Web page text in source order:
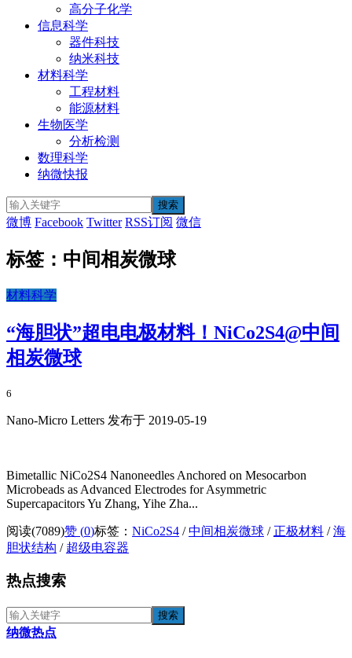
高分子化学
信息科学
器件科技
纳米科技
材料科学
工程材料
能源材料
生物医学
分析检测
数理科学
纳微快报
微博 Facebook Twitter RSS订阅 微信
标签：中间相炭微球
材料科学
“海胆状”超电电极材料！NiCo2S4@中间
相炭微球
6
Nano-Micro Letters 发布于 2019-05-19
Bimetallic NiCo2S4 Nanoneedles Anchored on Mesocarbon
Microbeads as Advanced Electrodes for Asymmetric
Supercapacitors Yu Zhang, Yihe Zha...
阅读(7089)赞 (0)标签： NiCo2S4 /中间相炭微球 / 正极材料 /海
胆状结构 / 超级电容器
热点搜索
纳微热点